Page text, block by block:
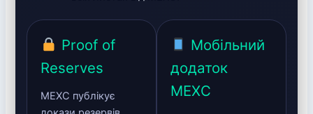
Proof of
Reserves
MEXC публікує
Мобільний
додаток
MEXC